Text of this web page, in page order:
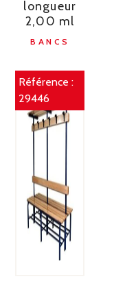
longueur
2,00 ml
BANCS
Référence :
29446